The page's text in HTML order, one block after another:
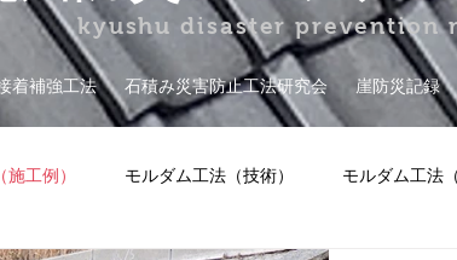
kyushu disaster prevention
着補強工法 石積み災害防止工法研究会 崖防災記録
工例） モルダム工法（技術） モルダム工法